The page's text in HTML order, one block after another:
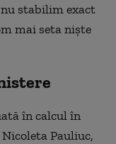
stabilim exact
mai seta nişte
în calcul în
Pauliuc,